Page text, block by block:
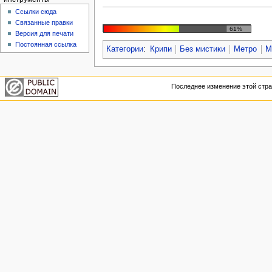
61%
Категории: Крипи Без мистики Метро
Ссылки сюда
Связанные правки
Версия для печати
Постоянная ссылка
Последнее изменение этой